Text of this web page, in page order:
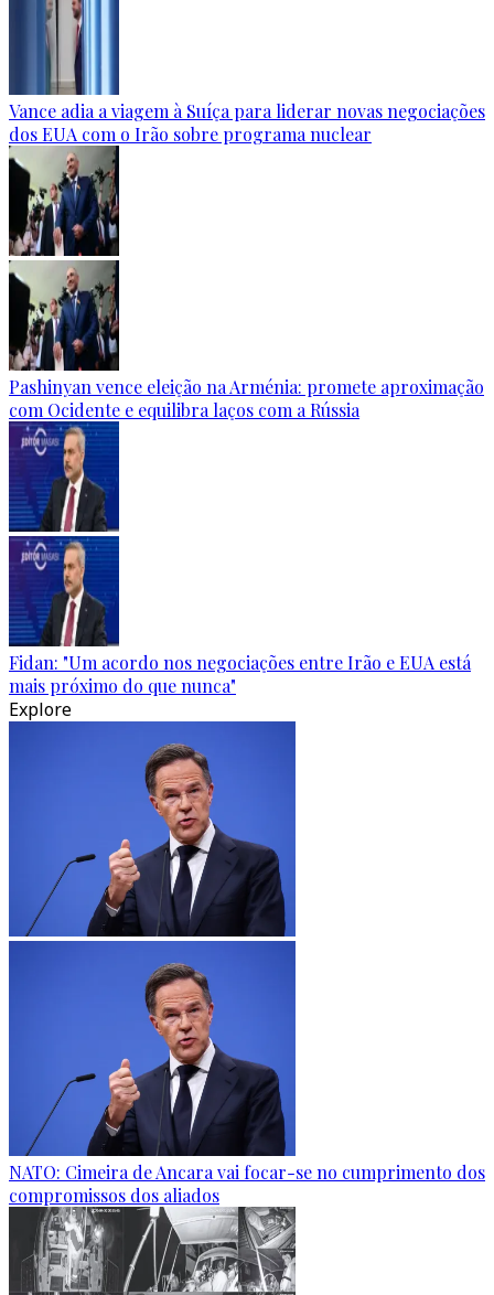
Vance adia a viagem à Suíça para liderar novas negociações
dos EUA com o Irão sobre programa nuclear
Pashinyan vence eleição na Arménia: promete aproximação
com Ocidente e equilibra laços com a Rússia
Fidan: "Um acordo nos negociações entre Irão e EUA está
mais próximo do que nunca"
Explore
NATO: Cimeira de Ancara vai focar-se no cumprimento dos
compromissos dos aliados